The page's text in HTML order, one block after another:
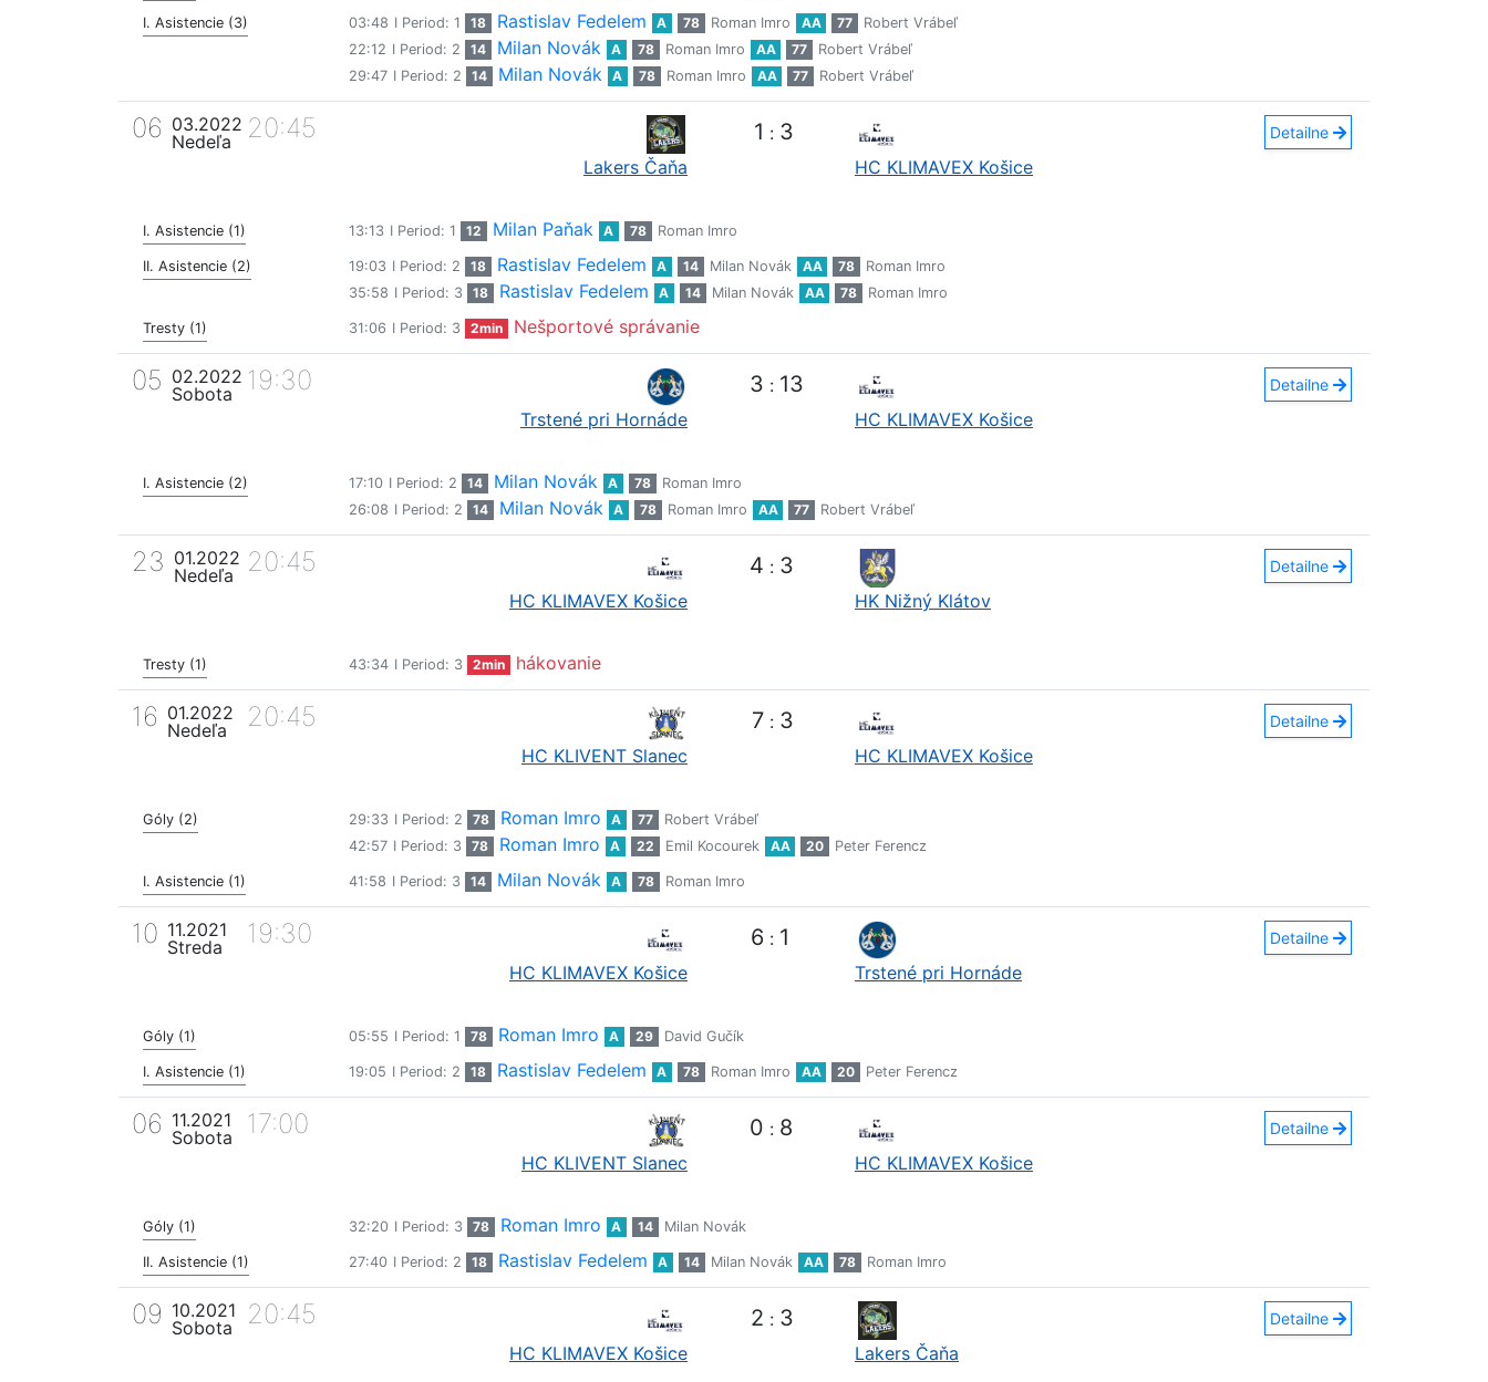
I. Asistencie (3) 03:48 I Period: 1 18 Rastislav Fedelem A 78 Roman Imro AA 77
Robert Vrábeľ
22:12 I Period: 2 14 Milan Novák A 78 Roman Imro AA 77
Robert Vrábeľ
29:47 I Period: 2 14 Milan Novák A 78 Roman Imro AA 77 Robert Vrábeľ
06 03.2022
Nedeľa
20:45
Lakers Čaňa
1 : 3
HC KLIMAVEX Košice
Detailne
I. Asistencie (1) 13:13 I Period: 1 12 Milan Paňak A 78 Roman Imro
II. Asistencie (2) 19:03 I Period: 2 18 Rastislav Fedelem A 14 Milan Novák AA 78
Roman Imro
35:58 I Period: 3 18 Rastislav Fedelem A 14 Milan Novák AA 78 Roman Imro
Tresty (1) 31:06 I Period: 3 2min Nešportové správanie
05 02.2022
Sobota
19:30
Trstené pri Hornáde
3 : 13
HC KLIMAVEX Košice
Detailne
I. Asistencie (2) 17:10 I Period: 2 14 Milan Novák A 78
Roman Imro
26:08 I Period: 2 14 Milan Novák A 78 Roman Imro AA 77 Robert Vrábeľ
23 01.2022
Nedeľa
20:45
HC KLIMAVEX Košice
4 : 3
HK Nižný Klátov
Detailne
Tresty (1) 43:34 I Period: 3 2min hákovanie
16 01.2022
Nedeľa
20:45
HC KLIVENT Slanec
7 : 3
HC KLIMAVEX Košice
Detailne
Góly (2) 29:33 I Period: 2 78 Roman Imro A 77
Robert Vrábeľ
42:57 I Period: 3 78 Roman Imro A 22 Emil Kocourek AA 20 Peter Ferencz
I. Asistencie (1) 41:58 I Period: 3 14 Milan Novák A 78 Roman Imro
10 11.2021
Streda
19:30
HC KLIMAVEX Košice
6 : 1
Trstené pri Hornáde
Detailne
Góly (1) 05:55 I Period: 1 78 Roman Imro A 29 David Gučík
I. Asistencie (1) 19:05 I Period: 2 18 Rastislav Fedelem A 78 Roman Imro AA 20 Peter Ferencz
06 11.2021
Sobota
17:00
HC KLIVENT Slanec
0 : 8
HC KLIMAVEX Košice
Detailne
Góly (1) 32:20 I Period: 3 78 Roman Imro A 14 Milan Novák
II. Asistencie (1) 27:40 I Period: 2 18 Rastislav Fedelem A 14 Milan Novák AA 78 Roman Imro
09 10.2021
Sobota
20:45
HC KLIMAVEX Košice
2 : 3
Lakers Čaňa
Detailne